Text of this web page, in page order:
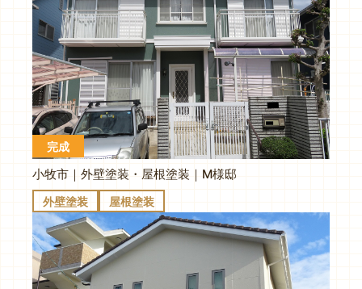
完成
小牧市｜外壁塗装・屋根塗装｜M様邸
外壁塗装 屋根塗装